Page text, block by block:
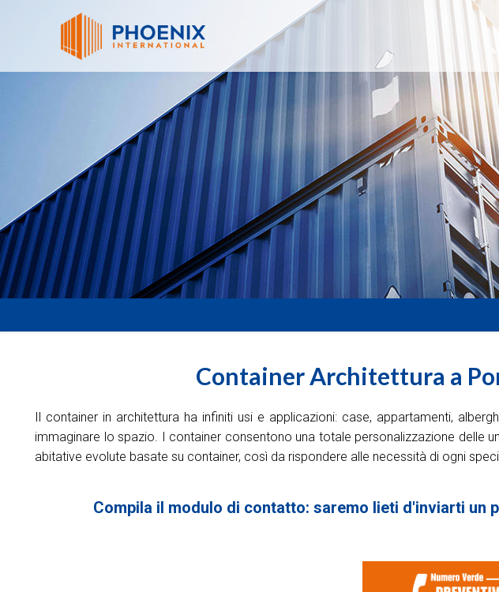
Container Architettura a
Il container in architettura ha infiniti usi e applicazioni: case, appartamenti,
immaginare lo spazio. I container consentono una totale personalizzazione delle
abitative evolute basate su container, così da rispondere alle necessità di ogni
Compila il modulo di contatto: saremo lieti d'inviarti